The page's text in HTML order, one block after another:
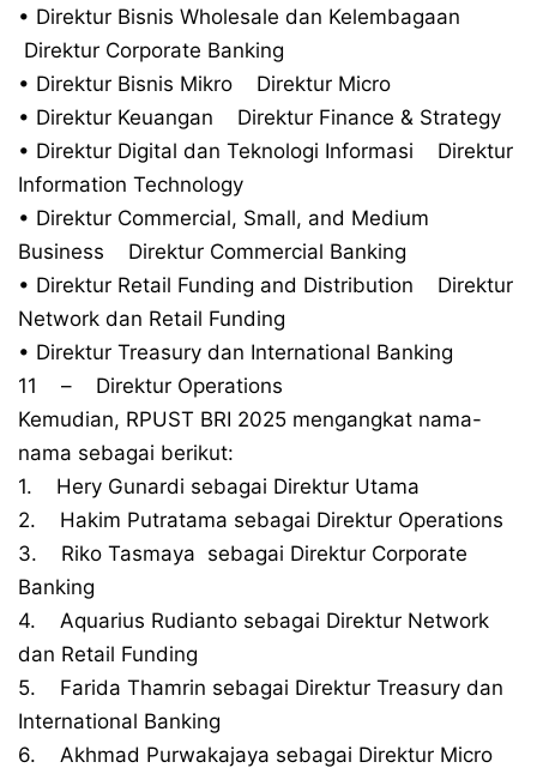
• Direktur Bisnis Wholesale dan Kelembagaan
Direktur Corporate Banking
• Direktur Bisnis Mikro Direktur Micro
• Direktur Keuangan Direktur Finance & Strategy
• Direktur Digital dan Teknologi Informasi Direktur
Information Technology
• Direktur Commercial, Small, and Medium
Business Direktur Commercial Banking
• Direktur Retail Funding and Distribution Direktur
Network dan Retail Funding
• Direktur Treasury dan International Banking
11 – Direktur Operations
Kemudian, RPUST BRI 2025 mengangkat nama-
nama sebagai berikut:
1. Hery Gunardi sebagai Direktur Utama
2. Hakim Putratama sebagai Direktur Operations
3. Riko Tasmaya sebagai Direktur Corporate
Banking
4. Aquarius Rudianto sebagai Direktur Network
dan Retail Funding
5. Farida Thamrin sebagai Direktur Treasury dan
International Banking
6. Akhmad Purwakajaya sebagai Direktur Micro